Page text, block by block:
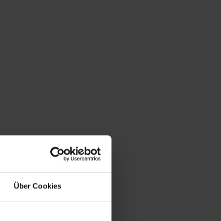
Über Cookies